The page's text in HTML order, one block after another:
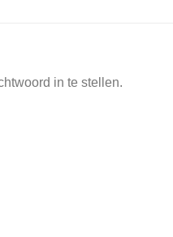
in te stellen.